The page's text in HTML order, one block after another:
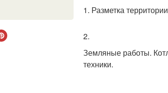
1. Разметка
2.
Земляные работы.
техники.